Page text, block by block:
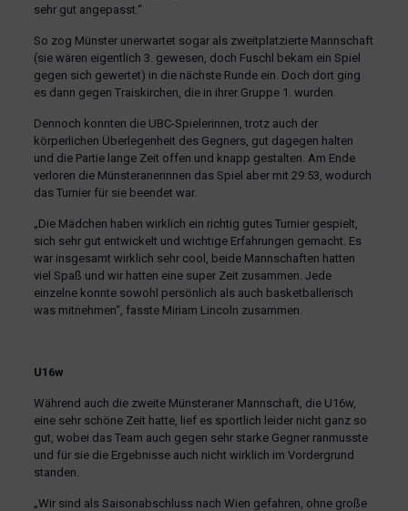
sehr gut angepasst.“
So zog Münster unerwartet sogar als zweitplatzierte Mannschaft
(sie wären eigentlich 3. gewesen, doch Fuschl bekam ein Spiel
gegen sich gewertet) in die nächste Runde ein. Doch dort ging
es dann gegen Traiskirchen, die in ihrer Gruppe 1. wurden.
Dennoch konnten die UBC-Spielerinnen, trotz auch der
körperlichen Überlegenheit des Gegners, gut dagegen halten
und die Partie lange Zeit offen und knapp gestalten. Am Ende
verloren die Münsteranerinnen das Spiel aber mit 29:53, wodurch
das Turnier für sie beendet war.
„Die Mädchen haben wirklich ein richtig gutes Turnier gespielt,
sich sehr gut entwickelt und wichtige Erfahrungen gemacht. Es
war insgesamt wirklich sehr cool, beide Mannschaften hatten
viel Spaß und wir hatten eine super Zeit zusammen. Jede
einzelne konnte sowohl persönlich als auch basketballerisch
was mitnehmen“, fasste Miriam Lincoln zusammen.
U16w
Während auch die zweite Münsteraner Mannschaft, die U16w,
eine sehr schöne Zeit hatte, lief es sportlich leider nicht ganz so
gut, wobei das Team auch gegen sehr starke Gegner ranmusste
und für sie die Ergebnisse auch nicht wirklich im Vordergrund
standen.
„Wir sind als Saisonabschluss nach Wien gefahren, ohne große